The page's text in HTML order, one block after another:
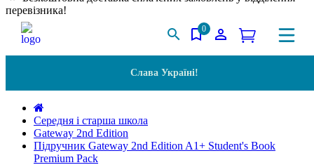
перевізника!
0
Слава Україні!
Середня і старша школа
Gateway 2nd Edition
Підручник Gateway 2nd Edition A1+ Student's Book
Premium Pack